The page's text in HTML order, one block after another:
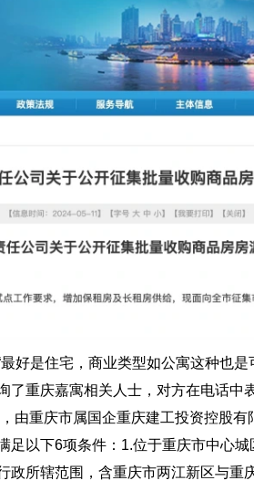
好是住宅，商业类型如公寓这种也
重庆嘉寓相关人士，对方在电话中
由重庆市属国企重庆建工投资控股
以下6项条件：1.位于重庆市中心
政所辖范围，含重庆市两江新区与重